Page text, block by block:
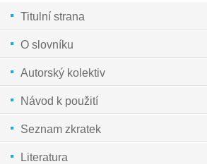
Titulní strana
O slovníku
Autorský kolektiv
Návod k použití
Seznam zkratek
Literatura